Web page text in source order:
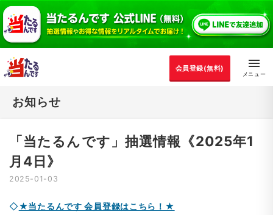
会員登録(無料)
お知らせ
「当たるんです」抽選情報《2025年1
月4日》
2025-01-03
◇★当たるんです 会員登録はこちら！★